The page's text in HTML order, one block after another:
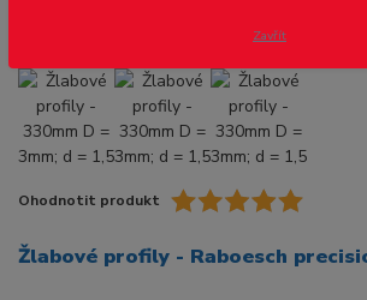
Ohodnotit produkt
Žlabové profily - Raboesch
Zavřít